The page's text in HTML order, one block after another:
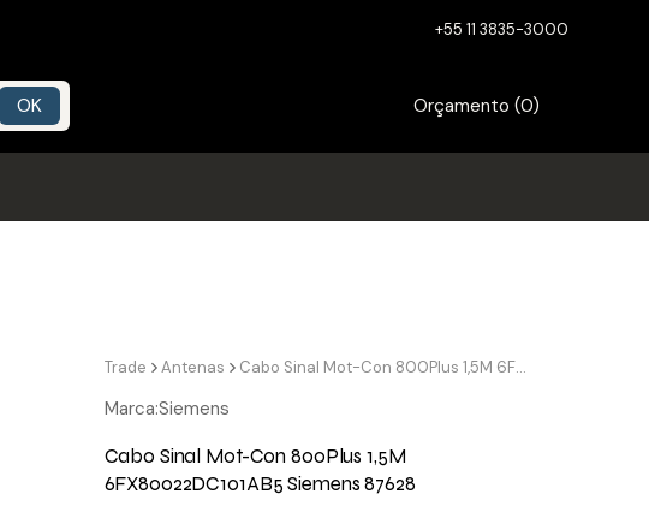
+55 11 3835-3000
Orçamento (0)
Trade Antenas Cabo Sinal Mot-Con 800Plus 1,5M 6FX80022DC101AB5 Siemens 87628
Marca:Siemens
Cabo Sinal Mot-Con 800Plus 1,5M
6FX80022DC101AB5 Siemens 87628